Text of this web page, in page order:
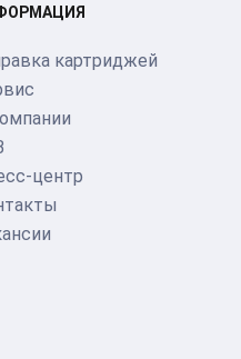
картриджей
центр